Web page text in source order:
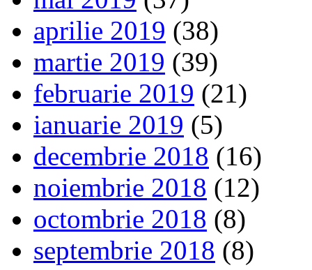
aprilie 2019 (38)
martie 2019 (39)
februarie 2019 (21)
ianuarie 2019 (5)
decembrie 2018 (16)
noiembrie 2018 (12)
octombrie 2018 (8)
septembrie 2018 (8)